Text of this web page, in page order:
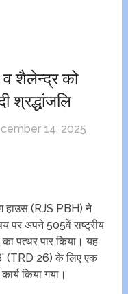
शैलेन्द्र को
श्रद्धांजलि
14, 2025
हाउस (RJS PBH) ने
पर अपने 505वें राष्ट्रीय
पत्थर पार किया। यह
(TRD 26) के लिए एक
किया गया।